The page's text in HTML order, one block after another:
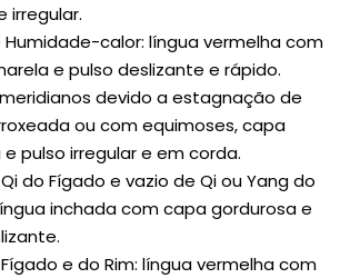
irregular.
Humidade-calor: língua vermelha com
e pulso deslizante e rápido.
devido a estagnação de
ou com equimoses, capa
pulso irregular e em corda.
do Fígado e vazio de Qi ou Yang do
inchada com capa gordurosa e
e do Rim: língua vermelha com